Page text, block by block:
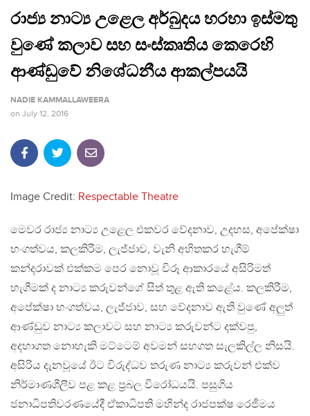
රාජ්‍ය නාට්‍ය උළෙල අර්බුදය හරහා ඉස්මතු
වුණේ කලාව සහ සංස්කෘතිය කෙරෙහි
ආණ්ඩුවේ නිශේධනීය ආකල්පයයි
NADIE KAMMALLAWEERA
on July 12, 2016
Image Credit: Respectable Theatre
මෙවර රාජ්‍ය නාට්‍ය උළෙල එකවර වේදනාව, උදහස, අපේක්ෂා
භංගත්වය, කලකිරීම, ලැජ්ජාව, වැනි අහිතකර හැගීම්
කන්දරාවක් එක්කම පෙර නොවූ විරූ ආකාරයේ අසිරිමත්
හැගීමක් ද නාට්‍ය කරුවන්ගේ සිත් තුළ ඇති කළේය. කලකිරීම,
අපේක්ෂා භංගත්වය, ලැජ්ජාව, සහ වේදනාව ඇති වුණේ අලුත්
ආණ්ඩුව නාට්‍ය කලාවට සහ නාට්‍ය කරුවන්ට දක්වපු,
අදහාගත නොහැකි මට්ටෙම් අවමන් සහගත සැලකිල්ල නිසයි.
අසිරිය දැනවූයේ ඊට විරුද්ධව තරුණ නාට්‍ය කරුවන් එක්ව
නිර්මාණශීලීව පළ කළ ප්‍රබල විරෝධයයි. පසුගිය
ජනාධිපතිවරණයේදී ඒකාධිපති මහින්ද රාජපක්ෂ රෙජීමය